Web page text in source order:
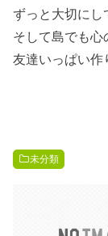
ずっと大切にし
そして島でも心
友達いっぱい作
（ス
未分類